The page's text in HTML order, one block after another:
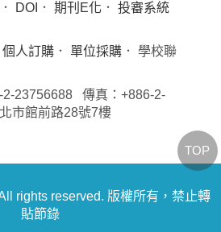
． DOI ． 期刊E化 ． 投審系統
個人訂購 ． 單位採購 ． 學校聯
2-23756688 傳真：+886-2-
市館前路28號7樓
rights reserved. 版權所有，禁止轉
貼節錄
TOP